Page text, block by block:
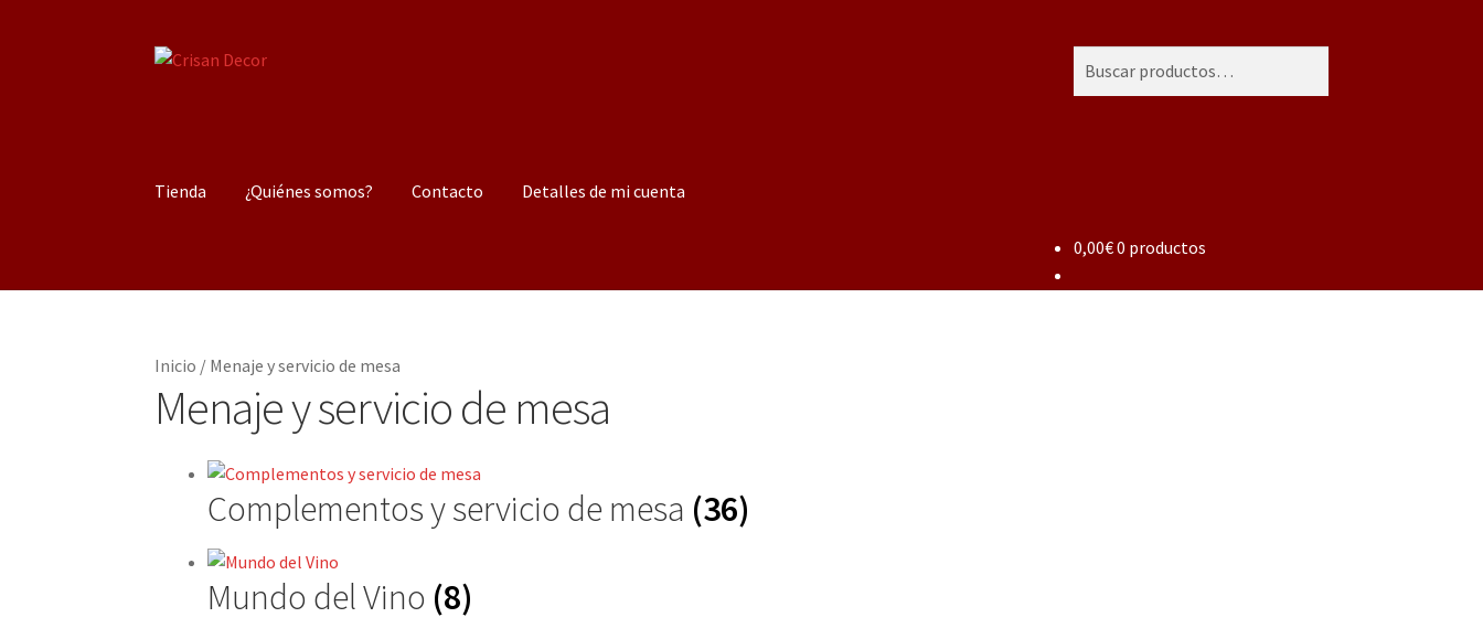
Ir
Ir
Tienda ¿Quiénes somos? Contacto Detalles de mi cuenta
0,00€0 productos
Inicio / Menaje y servicio de mesa
Menaje y servicio de mesa
Complementos y servicio de mesa (36)
Mundo del Vino (8)